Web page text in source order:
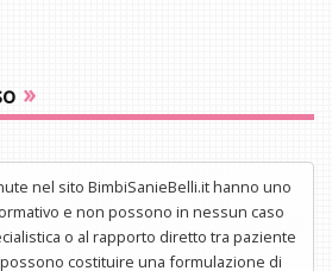
»
nel sito BimbiSanieBelli.it hanno uno
e non possono in nessun caso
o al rapporto diretto tra paziente
costituire una formulazione di